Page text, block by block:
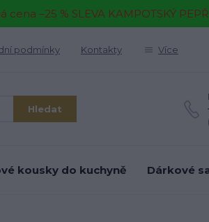
cena –25 % SLEVA KAMPOTSKÝ
podmínky Kontakty Více
Hledat
kousky do kuchyně Dárkové